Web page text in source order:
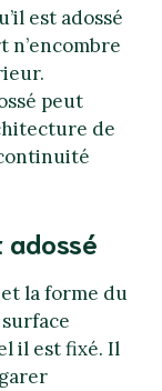
est adossé
n’encombre
peut
de
la forme du
il est fixé. Il